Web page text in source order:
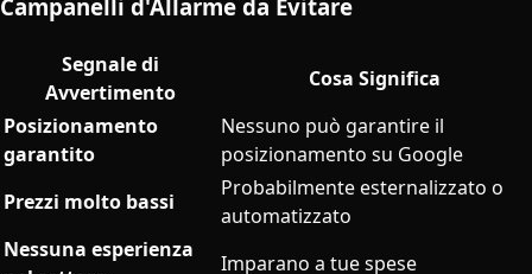
Campanelli d'Allarme da Evitare
Segnale di
Avvertimento
Cosa Significa
Posizionamento
garantito
Nessuno può garantire il
posizionamento su Google
Prezzi molto bassi
Probabilmente esternalizzato o
automatizzato
Nessuna esperienza
Imparano a tue spese